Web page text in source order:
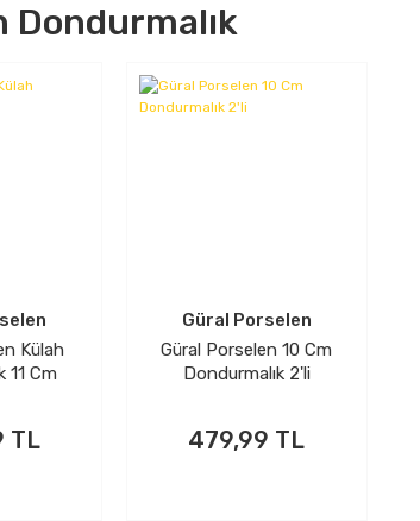
Dondurmalık
Külah
11 Cm
TL
Güral Porselen
Güral Porselen 10 Cm
Dondurmalık 2'li
479,99 TL